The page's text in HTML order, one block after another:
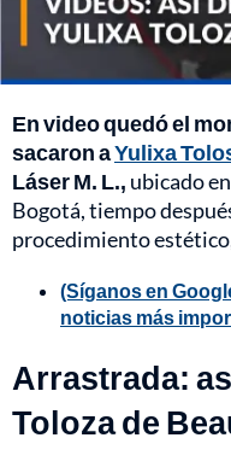
En video quedó el
sacaron aYulixa
Láser M. L., ubicado
Bogotá, tiempo
procedimiento
(Síganos en
noticias más
Arrastrada:
Toloza de